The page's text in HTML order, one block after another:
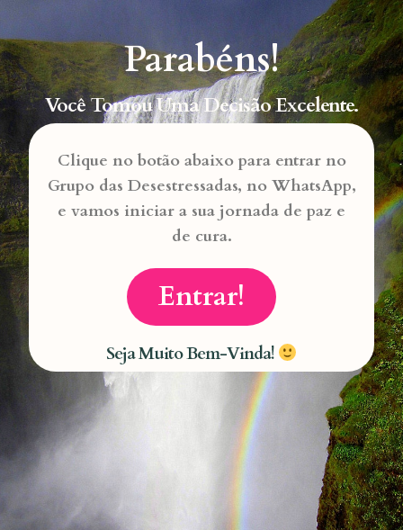
Parabéns!
Você Tomou Uma Decisão Excelente.
Clique no botão abaixo para entrar no
Grupo das Desestressadas, no WhatsApp,
e vamos iniciar a sua jornada de paz e
de cura.
Entrar!
Seja Muito Bem-Vinda!